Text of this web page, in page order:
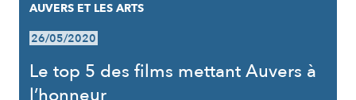
AUVERS ET LES ARTS
26/05/2020
Le top 5 des films mettant Auvers à
l’honneur